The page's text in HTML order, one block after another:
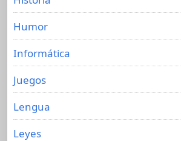
Humor
Informática
Juegos
Lengua
Leyes